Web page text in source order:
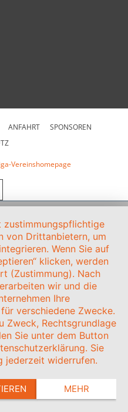
ANFAHRT
SPONSOREN
Vereinshomepage
zustimmungspflichtige
von Drittanbietern, um
Wenn Sie auf
klicken, werden
(Zustimmung). Nach
wir und die
Ihre
verschiedene Zwecke.
Zweck, Rechtsgrundlage
Sie unter dem Button
Sie
jederzeit widerrufen.
MEHR